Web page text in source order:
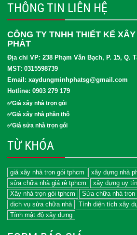
THÔNG TIN LIÊN HỆ
CÔNG TY TNHH THIẾT KẾ
PHÁT
Địa chỉ VP: 238 Phạm Văn Bạch, P. 15, Q.
MST: 0315598739
Email: xaydungminhphatsg@gmail.com
Hotline: 0903 279 179
✅Giá xây nhà trọn gói
✅Giá xây nhà phần thô
✅Giá sửa nhà trọn gói
TỪ KHÓA
giá xây nhà trọn gói tphcm
xây dựng nhà
sửa chữa nhà giá rẻ tphcm
xây dựng uy
Xây nhà trọn gói tphcm
Sửa chữa nhà trọn
dịch vụ sửa chữa nhà
Tính diện tích xây
Tính mật độ xây dựng